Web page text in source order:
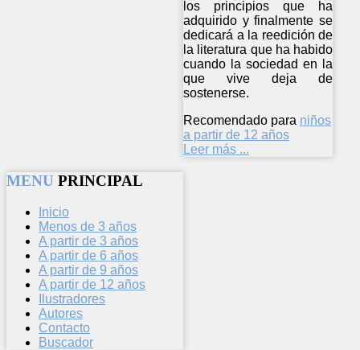
los principios que ha
adquirido y finalmente se
dedicará a la reedición de
la literatura que ha habido
cuando la sociedad en la
que vive deja de
sostenerse.
Recomendado para niños
a partir de 12 años
Leer más ...
MENU PRINCIPAL
Inicio
Menos de 3 años
A partir de 3 años
A partir de 6 años
A partir de 9 años
A partir de 12 años
Ilustradores
Autores
Contacto
Buscador